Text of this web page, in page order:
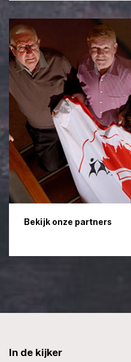
Bekijk onze partners
In de kijker